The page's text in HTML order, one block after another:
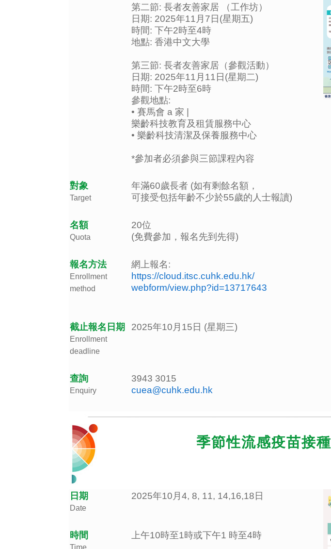
第二節: 長者友善家居 （工作坊）
日期: 2025年11月7日(星期五)
時間: 下午2時至4時
地點: 香港中文大學
第三節: 長者友善家居（參觀活動）
日期: 2025年11月11日(星期二)
時間: 下午2時至6時
參觀地點:
• 賽馬會 a 家 |
樂齡科技教育及租賃服務中心
• 樂齡科技清潔及保養服務中心
*參加者必須參與三節課程內容
對象
Target
年滿60歲長者 (如有剩餘名額，
可接受包括年齡不少於55歲的人士報讀)
名額
Quota
20位
(免費參加，報名先到先得)
報名方法
Enrollment
method
網上報名:
https://cloud.itsc.cuhk.edu.hk/
webform/view.php?id=13717643
截止報名日期
Enrollment
deadline
2025年10月15日 (星期三)
查詢
Enquiry
3943 3015
cuea@cuhk.edu.hk
季節性流感疫苗接種
日期
Date
2025年10月4, 8, 11, 14,16,18日
時間
Time
上午10時至1時或下午1 時至4時